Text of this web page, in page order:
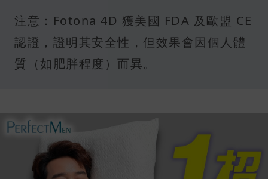
注意：Fotona 4D 獲美國 FDA 及歐盟 CE
認證，證明其安全性，但效果會因個人體
質（如肥胖程度）而異。